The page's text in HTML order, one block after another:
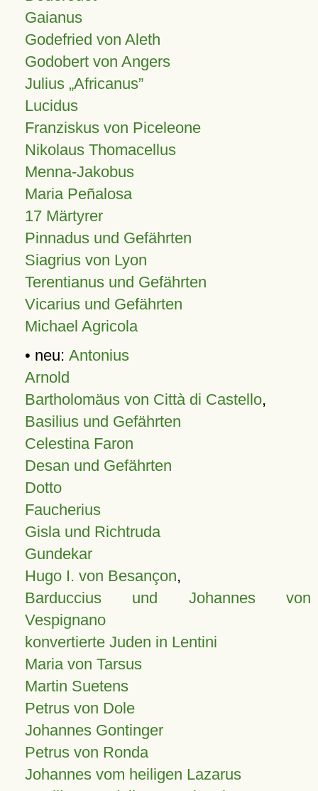
Gaianus
Godefried von Aleth
Godobert von Angers
Julius Africanus
Lucidus
Franziskus von Piceleone
Nikolaus Thomacellus
Menna-Jakobus
Maria Peñalosa
17 Märtyrer
Pinnadus und Gefährten
Siagrius von Lyon
Terentianus und Gefährten
Vicarius und Gefährten
Michael Agricola
• neu: Antonius
Arnold
Bartholomäus von Città di Castello,
Basilius und Gefährten
Celestina Faron
Desan und Gefährten
Dotto
Faucherius
Gisla und Richtruda
Gundekar
Hugo I. von Besançon,
Barduccius und Johannes von
Vespignano
konvertierte Juden in Lentini
Maria von Tarsus
Martin Suetens
Petrus von Dole
Johannes Gontinger
Petrus von Ronda
Johannes vom heiligen Lazarus